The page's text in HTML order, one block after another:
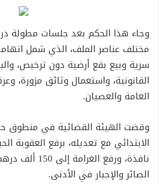
وجاء هذا الحكم بعد جلسات مطولة
مختلف عناصر الملف، الذي شمل
سرية وبيع بقع أرضية دون ترخيص،
القانونية، واستعمال وثائق مزورة،
العامة والعصيان.
وقضت الهيئة القضائية في منطوق
الابتدائي مع تعديله، برفع العقوبة
نافذة، ورفع
الصائر والإجبار في الأدنى.